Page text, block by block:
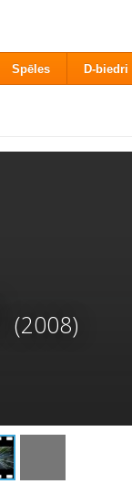
Spēles D-biedri
(2008)